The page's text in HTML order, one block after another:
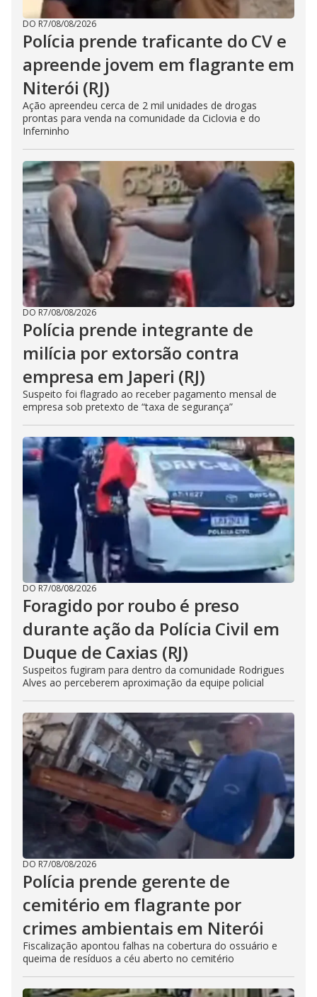
DO R7/08/08/2026
Polícia prende traficante do CV e
apreende jovem em flagrante em
Niterói (RJ)
Ação apreendeu cerca de 2 mil unidades de drogas
prontas para venda na comunidade da Ciclovia e do
Inferninho
DO R7/08/08/2026
Polícia prende integrante de
milícia por extorsão contra
empresa em Japeri (RJ)
Suspeito foi flagrado ao receber pagamento mensal de
empresa sob pretexto de “taxa de segurança”
DO R7/08/08/2026
Foragido por roubo é preso
durante ação da Polícia Civil em
Duque de Caxias (RJ)
Suspeitos fugiram para dentro da comunidade Rodrigues
Alves ao perceberem aproximação da equipe policial
DO R7/08/08/2026
Polícia prende gerente de
cemitério em flagrante por
crimes ambientais em Niterói
Fiscalização apontou falhas na cobertura do ossuário e
queima de resíduos a céu aberto no cemitério